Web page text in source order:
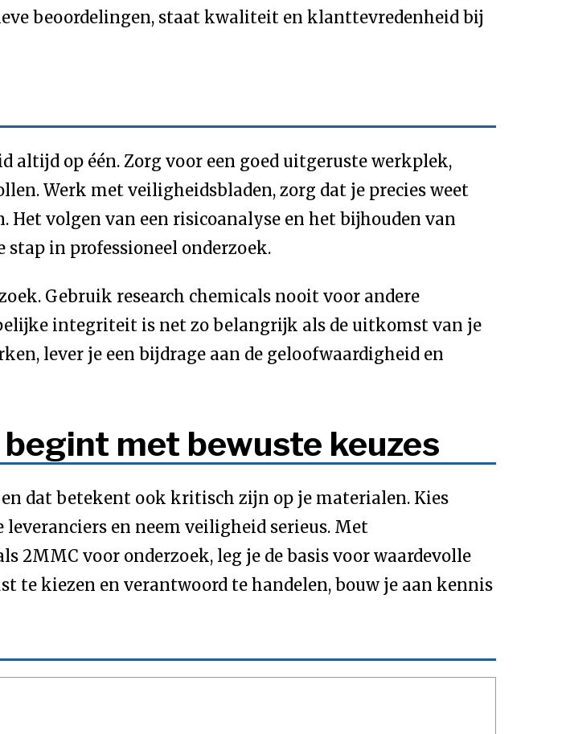
beoordelingen, staat kwaliteit en klanttevredenheid bij
op één. Zorg voor een goed uitgeruste werkplek,
Werk met veiligheidsbladen, zorg dat je precies weet
volgen van een risicoanalyse en het bijhouden van
stap in professioneel onderzoek.
Gebruik research chemicals nooit voor andere
integriteit is net zo belangrijk als de uitkomst van je
lever je een bijdrage aan de geloofwaardigheid en
met bewuste keuzes
dat betekent ook kritisch zijn op je materialen. Kies
en neem veiligheid serieus. Met
2MMC voor onderzoek, leg je de basis voor waardevolle
te kiezen en verantwoord te handelen, bouw je aan kennis